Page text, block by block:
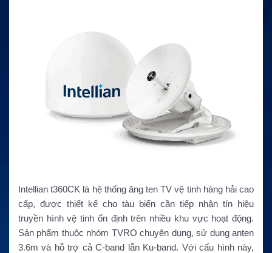
Intellian t360CK là hệ thống ăng ten TV vệ tinh hàng hải cao
cấp, được thiết kế cho tàu biển cần tiếp nhận tín hiệu
truyền hình vệ tinh ổn định trên nhiều khu vực hoạt động.
Sản phẩm thuộc nhóm TVRO chuyên dụng, sử dụng anten
3.6m và hỗ trợ cả C-band lẫn Ku-band. Với cấu hình này,